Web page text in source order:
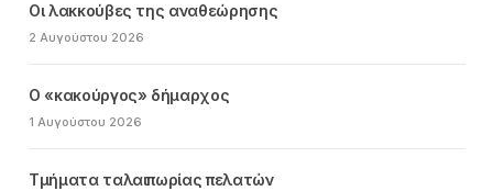
Οι λακκούβες της αναθεώρησης
2 Αυγούστου 2026
Ο «κακούργος» δήμαρχος
1 Αυγούστου 2026
Τμήματα ταλαιπωρίας πελατών